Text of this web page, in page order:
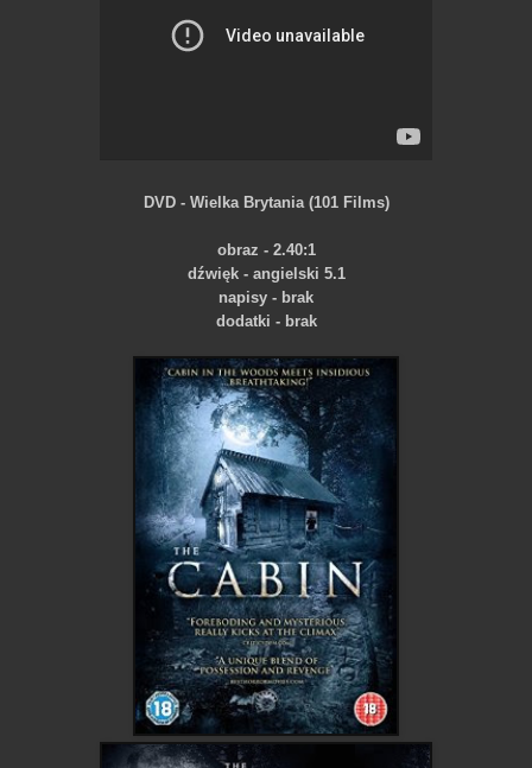
DVD - Wielka Brytania (101 Films)
obraz - 2.40:1
dźwięk - angielski 5.1
napisy - brak
dodatki - brak